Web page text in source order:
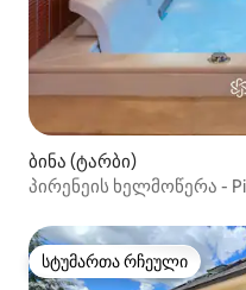
ბინა (ტარბი)
პირენეის ხელმოწერა -
სტუმართა რჩეული
სტუმართა რჩეული